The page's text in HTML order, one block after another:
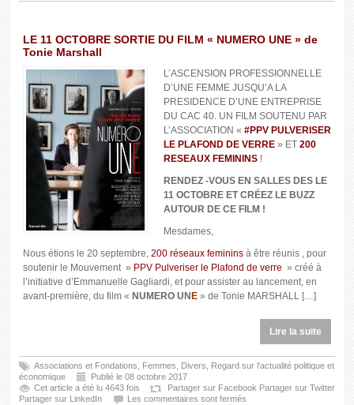
LE 11 OCTOBRE SORTIE DU FILM « NUMERO UNE » de
Tonie Marshall
L’ASCENSION PROFESSIONNELLE
D’UNE FEMME JUSQU’A LA
PRESIDENCE D’UNE ENTREPRISE
DU CAC 40. UN FILM SOUTENU PAR
L’ASSOCIATION « #PPV PULVERISER
LE PLAFOND DE VERRE» ET 200
RESEAUX FEMININS!
RENDEZ -VOUS EN SALLES DES LE
11 OCTOBRE ET CRÉEZ LE BUZZ
AUTOUR DE CE FILM !
Mesdames,
Nous étions le 20 septembre, 200 réseaux femininsà être réunis , pour
soutenir le Mouvement » PPV Pulveriser le Plafond de verre » créé à
l’initiative d’Emmanuelle Gagliardi, et pour assister au lancement, en
avant-première, du film « NUMERO UN E» de Tonie MARSHALL […]
Lire la suite
Associations et Fondations Femmes Divers
Regard sur l'actualité politique et
économique
Publié le 08 octobre 2017
Cet article a été lu 4643 fois
Partager sur Facebook Partager sur Twitter
Partager sur LinkedIn
Les commentaires sont fermés